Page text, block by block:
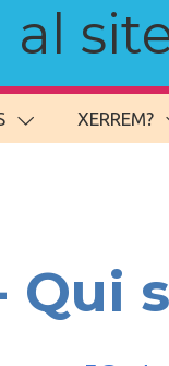
XERREM?
Qui